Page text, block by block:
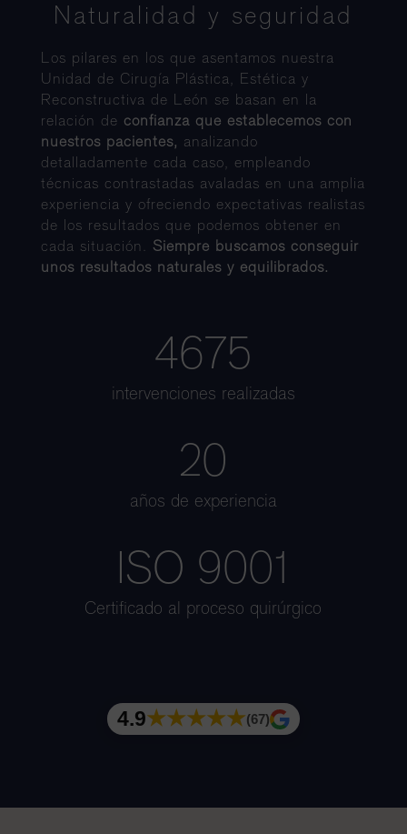
Naturalidad y seguridad
Los pilares en los que asentamos nuestra
Unidad de Cirugía Plástica, Estética y
Reconstructiva de León se basan en la
relación de confianza que establecemos con
nuestros pacientes, analizando
detalladamente cada caso, empleando
técnicas contrastadas avaladas en una amplia
experiencia y ofreciendo expectativas realistas
de los resultados que podemos obtener en
cada situación. Siempre buscamos conseguir
unos resultados naturales y equilibrados.
4675
intervenciones realizadas
20
años de experiencia
ISO 9001
Certificado al proceso quirúrgico
4.9★★★★★(67)